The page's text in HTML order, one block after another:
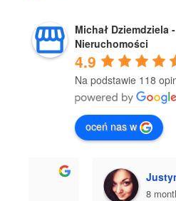
Michał Dziemdziela
Nieruchomości
4.9
Na podstawie 118
oceń nas w
Justyna Drwięga
8 months ago